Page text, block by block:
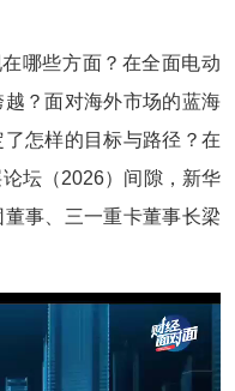
哪些方面？在全面电动
？面对海外市场的蓝海
怎样的目标与路径？在
坛（2026）间隙，新华
事、三一重卡董事长梁